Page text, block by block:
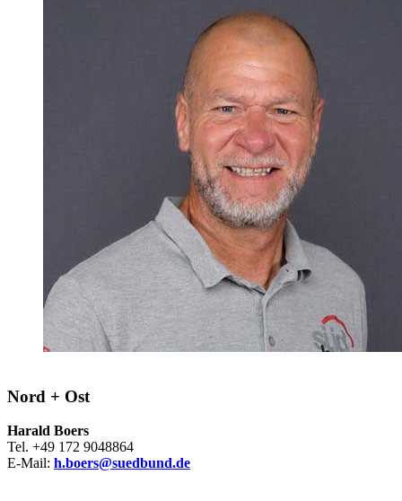
Nord + Ost
Harald Boers
Tel. +49 172 9048864
E-Mail: h.boers@suedbund.de